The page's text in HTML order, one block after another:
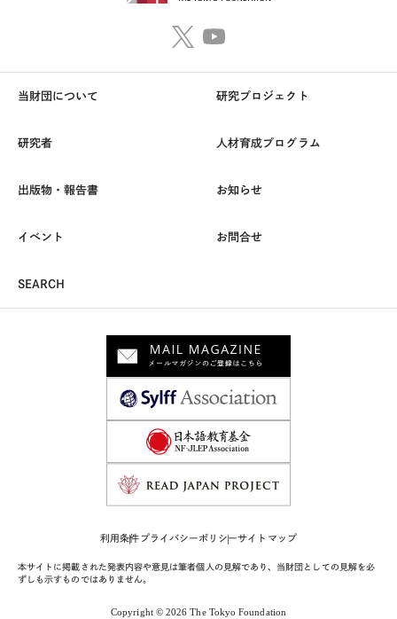
当財団について 研究プロジェクト
研究者 人材育成プログラム
出版物・報告書 お知らせ
イベント お問合せ
SEARCH
利用条件プライバシーポリシーサイトマップ
本サイトに掲載された発表内容や意見は筆者個人の見解であり、当財団としての見解を必
ずしも示すものではありません。
Copyright © 2026 The Tokyo Foundation